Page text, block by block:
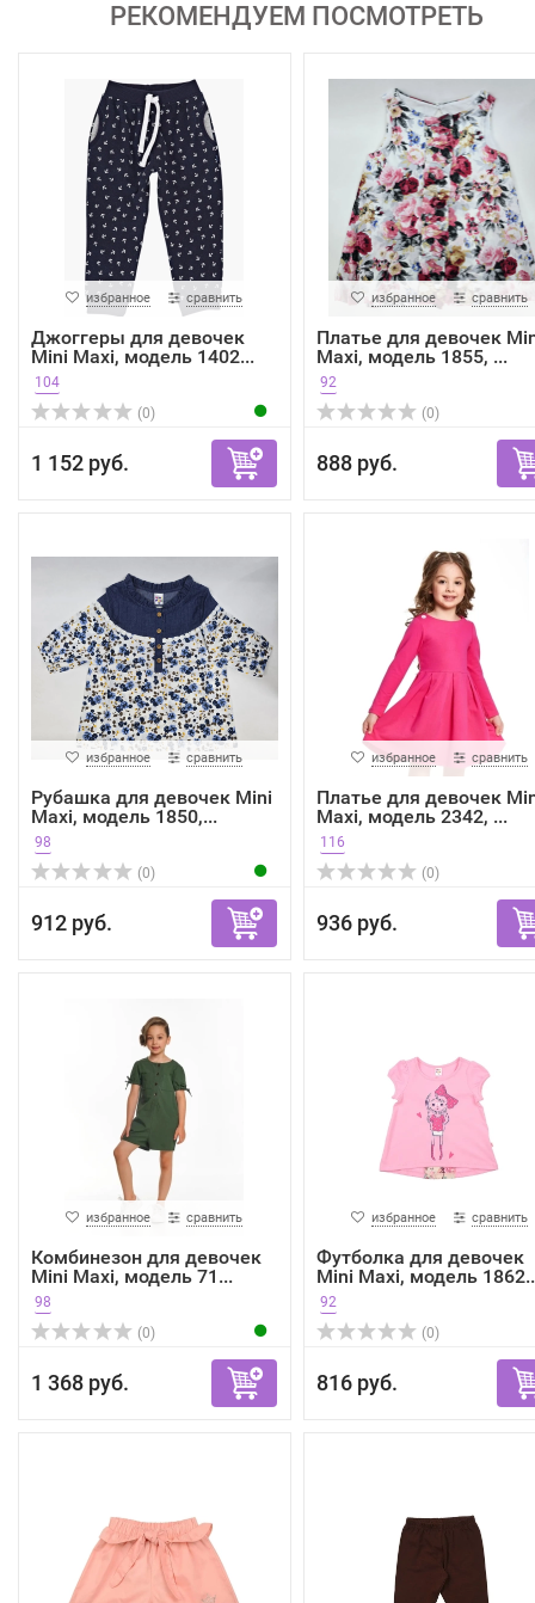
РЕКОМЕНДУЕМ ПОСМОТРЕТЬ
избранное сравнить
Джоггеры для девочек
Mini Maxi, модель 1402...
104
(0)
1 152 руб.
избранное сравнить
Платье для девочек
Maxi, модель 1855, ...
92
(0)
888 руб.
избранное сравнить
Рубашка для девочек Mini
Maxi, модель 1850,...
98
(0)
912 руб.
избранное сравнить
Платье для девочек
Maxi, модель 2342, ...
116
(0)
936 руб.
избранное сравнить
Комбинезон для девочек
Mini Maxi, модель 71...
98
(0)
1 368 руб.
избранное сравнить
Футболка для девочек
Mini Maxi, модель
92
(0)
816 руб.